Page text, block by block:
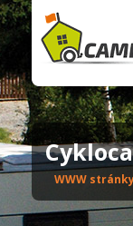
WWW